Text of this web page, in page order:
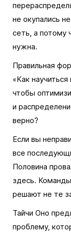
не окупались
сеть, а потому
нужна.
Правильная
«Как
чтобы
и
верно?
Если вы
все
Половина
здесь.
решают не те
Тайчи Оно
проблему,